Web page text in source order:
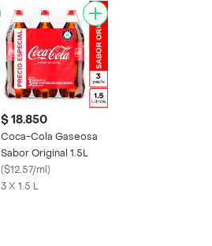
$ 18.850
Coca-Cola Gaseosa
Sabor Original 1.5L
($12.57/ml)
3 X 1.5 L